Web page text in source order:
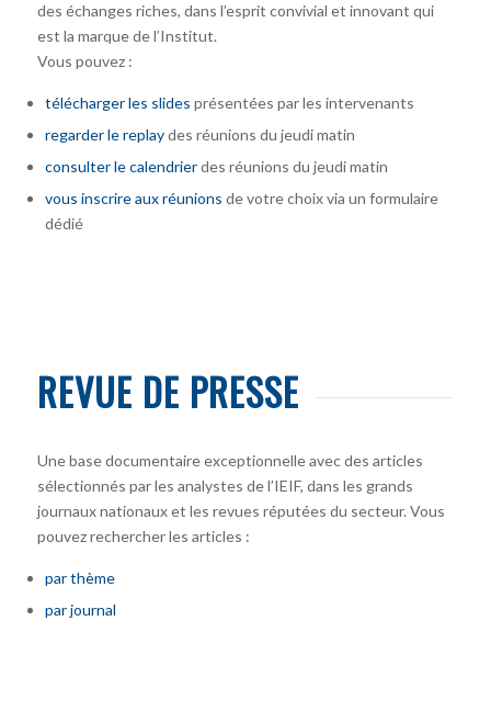
des échanges riches, dans l’esprit convivial et innovant qui
est la marque de l’Institut.
Vous pouvez :
télécharger les slides présentées par les intervenants
regarder le replaydes réunions du jeudi matin
consulter le calendrierdes réunions du jeudi matin
vous inscrire aux réunions de votre choix via un formulaire
dédié
REVUE DE PRESSE
Une base documentaire exceptionnelle avec des articles
sélectionnés par les analystes de l’IEIF, dans les grands
journaux nationaux et les revues réputées du secteur. Vous
pouvez rechercher les articles :
par thème
par journal